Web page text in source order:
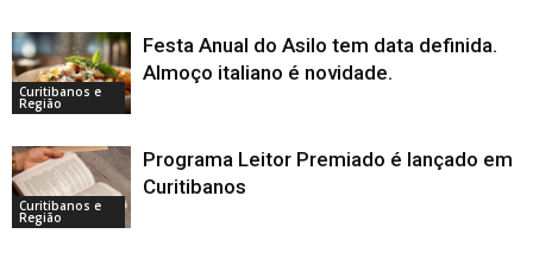
Curitibanos e
Região
Festa Anual do Asilo tem data definida.
Almoço italiano é novidade.
Curitibanos e
Região
Programa Leitor Premiado é lançado em
Curitibanos